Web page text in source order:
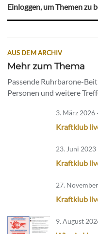
Einloggen, um Themen zu
AUS DEM ARCHIV
Mehr zum Thema
Passende Ruhrbarone-
Personen und weitere
3. März 2026
Kraftklub
23. Juni 2023
Kraftklub
27.
Kraftklub
9. August